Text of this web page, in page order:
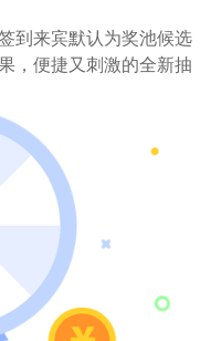
到来宾默认为奖池候选
，便捷又刺激的全新抽